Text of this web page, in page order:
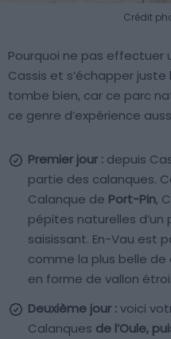
Crédit
Pourquoi ne pas
Cassis et s’échapper
tombe bien, car ce parc
ce genre d’expérience
Premier jour : depuis
partie des calanques.
Calanque de Port-Pin,
pépites naturelles d’un
saisissant. En-Vau est
comme la plus belle
en forme de vallon
Deuxième jour :voici
Calanques de l’Oule,